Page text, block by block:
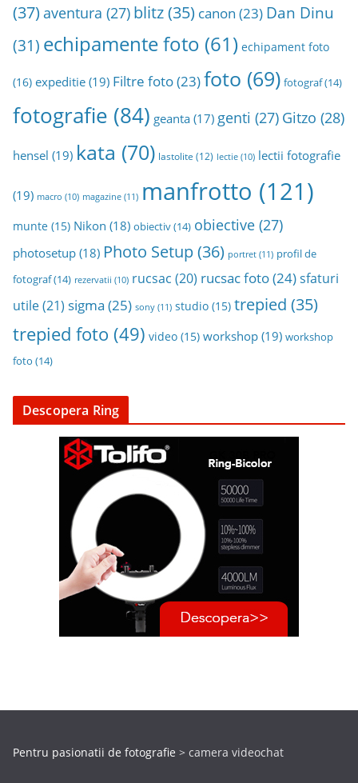
(37) aventura (27) blitz(35) canon (23) Dan Dinu
(31) echipamente foto (61) echipament foto
(16) expeditie (19) Filtre foto(23)foto (69) fotograf(14)
fotografie (84) geanta (17) genti (27) Gitzo (28)
hensel (19) kata (70) lastolite (12) lectie (10) lectii fotografie
(19) macro (10) magazine (11) manfrotto (121)
munte (15) Nikon (18) obiectiv(14) obiective (27)
photosetup (18) Photo Setup(36) portret (11) profil de
fotograf(14) rezervatii (10) rucsac (20) rucsac foto(24)sfaturi
utile(21) sigma (25) sony (11) studio (15) trepied (35)
trepied foto (49) video (15) workshop (19) workshop
foto (14)
Descopera Ring
Pentru pasionatii de fotografie > camera videochat